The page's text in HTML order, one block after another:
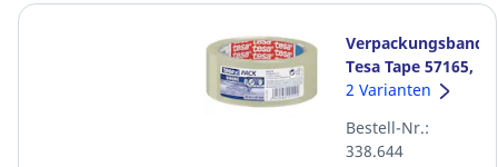
Verpackungsband
Tesa Tape 57165,
PP, 38 mm x 66
2 Varianten
Bestell-Nr.:
338.644